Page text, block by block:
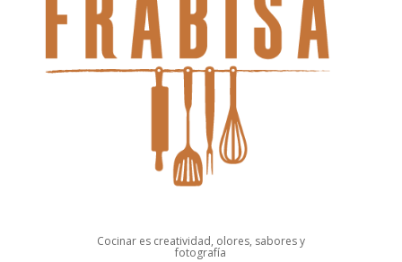
Cocinar es creatividad, olores, sabores y
fotografía